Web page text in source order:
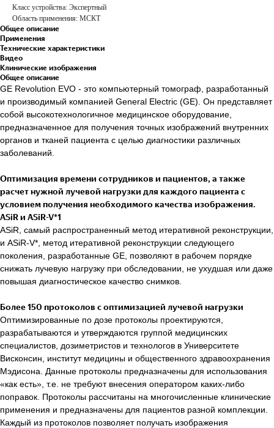
Класс устройства: Экспертный
Область применения: МСКТ
Общее описание
Применения
Технические характеристики
Видео
Клинические изображения
Общее описание
GE Revolution EVO - это компьютерный томограф, разработанный
и производимый компанией General Electric (GE). Он представляет
собой высокотехнологичное медицинское оборудование,
предназначенное для получения точных изображений внутренних
органов и тканей пациента с целью диагностики различных
заболеваний.
Оптимизация времени сотрудников и пациентов, а также
расчет нужной лучевой нагрузки для каждого пациента с
условием получения необходимого качества изображения.
ASiR и ASiR-V*1
ASiR, самый распространенный метод итеративной реконструкции,
и ASiR-V*, метод итеративной реконструкции следующего
поколения, разработанные GE, позволяют в рабочем порядке
снижать лучевую нагрузку при обследовании, не ухудшая или даже
повышая диагностическое качество снимков.
Более 150 протоколов с оптимизацией лучевой нагрузки
Оптимизированные по дозе протоколы проектируются,
разрабатываются и утверждаются группой медицинских
специалистов, дозиметристов и технологов в Университете
Висконсин, институт медицины и общественного здравоохранения
Мэдисона. Данные протоколы предназначены для использования
«как есть», т.е. не требуют внесения оператором каких-либо
поправок. Протоколы рассчитаны на многочисленные клинические
применения и предназначены для пациентов разной комплекции.
Каждый из протоколов позволяет получать изображения